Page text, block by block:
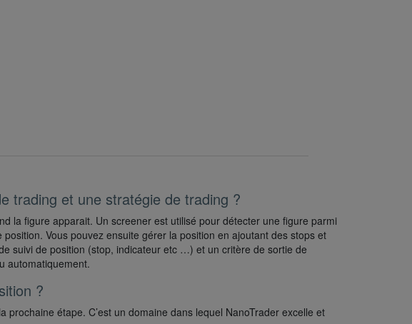
trading et une stratégie de trading ?
la figure apparait. Un screener est utilisé pour détecter une figure parmi
Vous pouvez ensuite gérer la position en ajoutant des stops et
suivi de position (stop, indicateur etc …) et un critère de sortie de
automatiquement.
?
étape. C’est un domaine dans lequel NanoTrader excelle et